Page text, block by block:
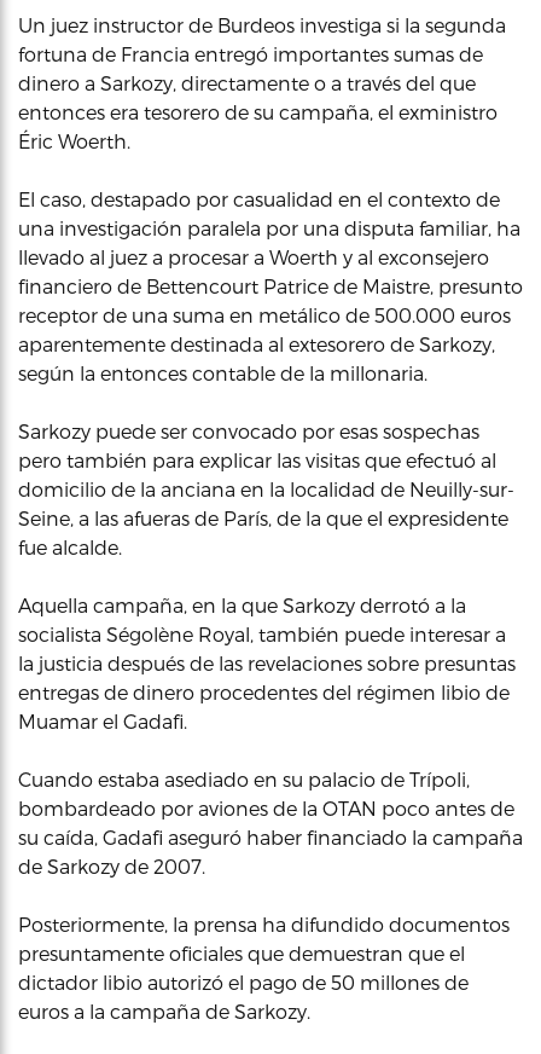
Un juez instructor de Burdeos investiga si la segunda
fortuna de Francia entregó importantes sumas de
dinero a Sarkozy, directamente o a través del que
entonces era tesorero de su campaña, el exministro
Éric Woerth.
El caso, destapado por casualidad en el contexto de
una investigación paralela por una disputa familiar, ha
llevado al juez a procesar a Woerth y al exconsejero
financiero de Bettencourt Patrice de Maistre, presunto
receptor de una suma en metálico de 500.000 euros
aparentemente destinada al extesorero de Sarkozy,
según la entonces contable de la millonaria.
Sarkozy puede ser convocado por esas sospechas
pero también para explicar las visitas que efectuó al
domicilio de la anciana en la localidad de Neuilly-sur-
Seine, a las afueras de París, de la que el expresidente
fue alcalde.
Aquella campaña, en la que Sarkozy derrotó a la
socialista Ségolène Royal, también puede interesar a
la justicia después de las revelaciones sobre presuntas
entregas de dinero procedentes del régimen libio de
Muamar el Gadafi.
Cuando estaba asediado en su palacio de Trípoli,
bombardeado por aviones de la OTAN poco antes de
su caída, Gadafi aseguró haber financiado la campaña
de Sarkozy de 2007.
Posteriormente, la prensa ha difundido documentos
presuntamente oficiales que demuestran que el
dictador libio autorizó el pago de 50 millones de
euros a la campaña de Sarkozy.